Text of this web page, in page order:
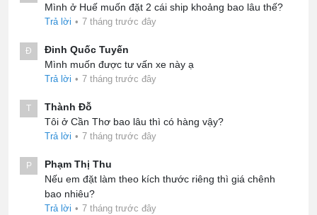
Mình ở Huế muốn đặt 2 cái ship khoảng bao lâu thế?
Trả lời • 7 tháng trước đây
Đ
Đinh Quốc Tuyến
Mình muốn được tư vấn xe này ạ
Trả lời • 7 tháng trước đây
T
Thành Đỗ
Tôi ở Cần Thơ bao lâu thì có hàng vậy?
Trả lời • 7 tháng trước đây
P
Phạm Thị Thu
Nếu em đặt làm theo kích thước riêng thì giá chênh
bao nhiêu?
Trả lời • 7 tháng trước đây